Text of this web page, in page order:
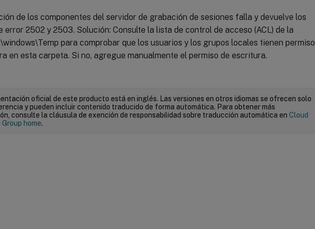
de los componentes del servidor de grabación de sesiones falla y devuelve los
error 2502 y 2503. Solución: Consulte la lista de control de acceso (ACL) de la
para comprobar que los usuarios y los grupos locales tienen permiso
en esta carpeta. Si no, agregue manualmente el permiso de escritura.
oficial de este producto está en inglés. Las versiones en otros idiomas se ofrecen solo
y pueden incluir contenido traducido de forma automática. Para obtener más
consulte la cláusula de exención de responsabilidad sobre traducción automática en Cloud
home.